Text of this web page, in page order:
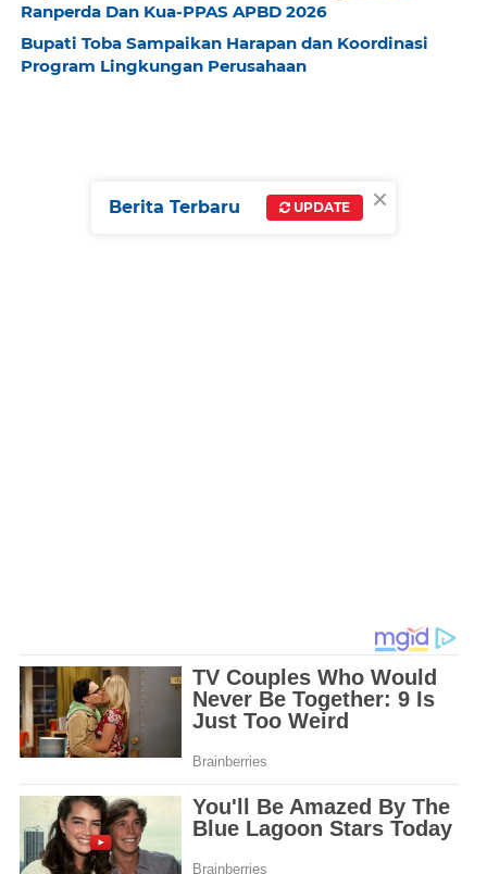
Ranperda Dan Kua-PPAS APBD 2026
Bupati Toba Sampaikan Harapan dan Koordinasi
Program Lingkungan Perusahaan
×
Berita Terbaru UPDATE